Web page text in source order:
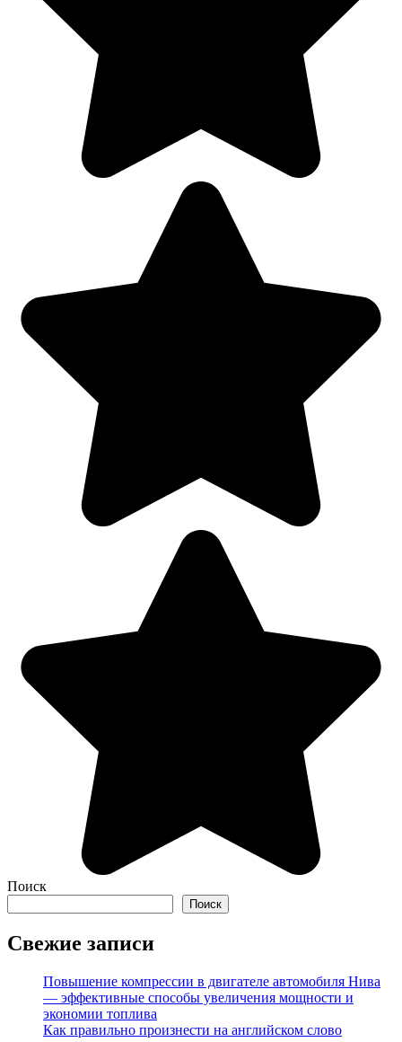
Поиск
Поиск
Свежие записи
Повышение компрессии в двигателе автомобиля Нива
— эффективные способы увеличения мощности и
экономии топлива
Как правильно произнести на английском слово